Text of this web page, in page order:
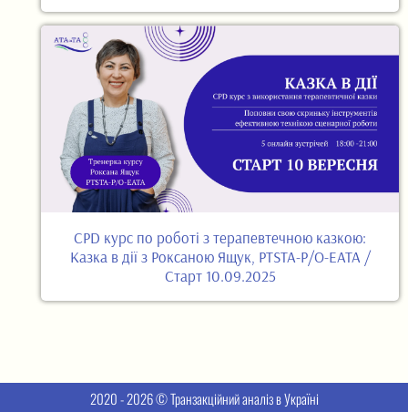
CPD курс по роботі з терапевтечною казкою:
Казка в дії з Роксаною Ящук, PTSTA-P/O-EATA /
Старт 10.09.2025
2020 - 2026 © Транзакційний аналіз в Україні